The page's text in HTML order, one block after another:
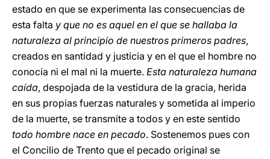
estado en que se experimenta las consecuencias de
esta falta y que no es aquel en el que se hallaba la
naturaleza al principio de nuestros primeros padres,
creados en santidad y justicia y en el que el hombre no
conocía ni el mal ni la muerte. Esta naturaleza humana
caída, despojada de la vestidura de la gracia, herida
en sus propias fuerzas naturales y sometida al imperio
de la muerte, se transmite a todos y en este sentido
todo hombre nace en pecado. Sostenemos pues con
el Concilio de Trento que el pecado original se